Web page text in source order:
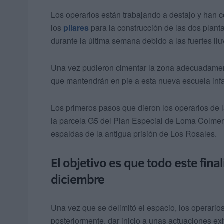
Los operarios están trabajando a destajo y han
los pilares para la construcción de las dos
durante la última semana debido a las fuertes
Una vez pudieron cimentar la zona
que mantendrán en pie a esta nueva escuela
Los primeros pasos que dieron los operarios
la parcela G5 del Plan Especial de Loma
espaldas de la antigua prisión de Los Rosales.
El objetivo es que todo este
diciembre
Una vez que se delimitó el espacio, los
posteriormente, dar inicio a unas actuaciones